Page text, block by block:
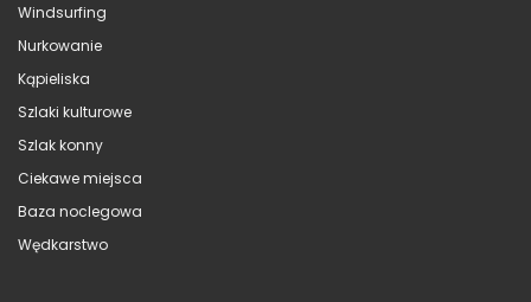
Windsurfing
Nurkowanie
Kąpieliska
Szlaki kulturowe
Szlak konny
Ciekawe miejsca
Baza noclegowa
Wędkarstwo